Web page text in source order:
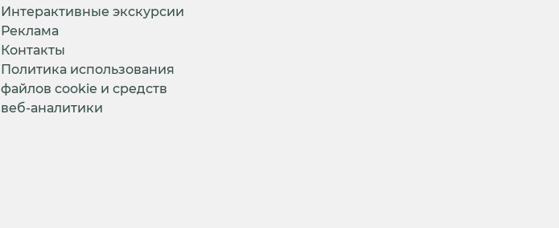
Интерактивные экскурсии
Реклама
Контакты
Политика использования
файлов cookie и средств
веб-аналитики